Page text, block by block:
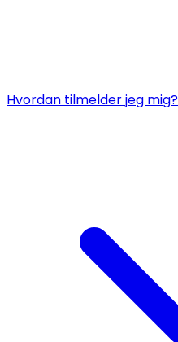
Hvordan tilmelder jeg mig?